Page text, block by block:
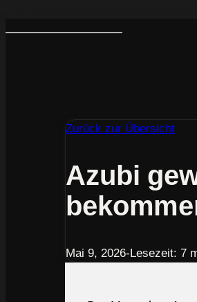
Zurück zur Übersicht
Azubi
Mai 9, 2026-Lesezeit: 7